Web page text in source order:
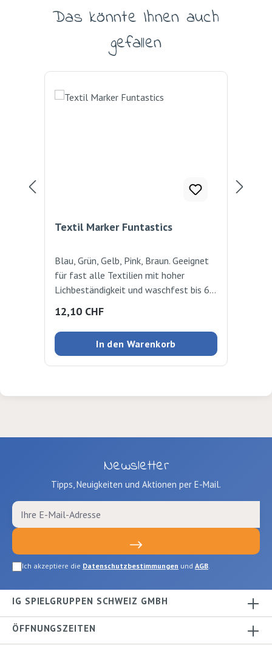
Produktgalerie überspringen
Das könnte Ihnen auch
gefallen
Textil Marker Funtastics
Blau, Grün, Gelb, Pink, Braun. Geeignet
für fast alle Textilien mit hoher
Lichbeständigkeit und waschfest bis 60
Strichstärke: 2-3 mm
Regulärer Preis:
12,10 CHF
In den Warenkorb
Newsletter
Tipps, Neuigkeiten und Aktionen per E-Mail.
Ich akzeptiere die Datenschutzbestimmungen und AGB.
IG SPIELGRUPPEN SCHWEIZ GMBH
ÖFFNUNGSZEITEN